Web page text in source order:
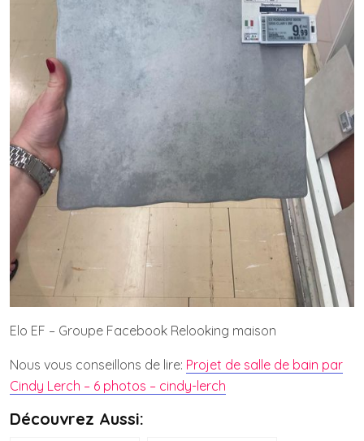
Elo EF – Groupe Facebook Relooking maison
Nous vous conseillons de lire: Projet de salle de bain par
Cindy Lerch – 6 photos – cindy-lerch
Découvrez Aussi: